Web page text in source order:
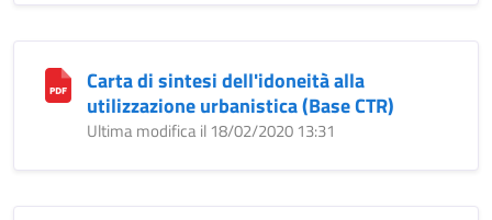
Carta di sintesi dell'idoneità alla
utilizzazione urbanistica (Base CTR)
Ultima modifica il 18/02/2020 13:31